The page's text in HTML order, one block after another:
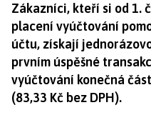
Zákazníci, kteří si od 1.
placení vyúčtování
účtu, získají
prvním úspěšné
vyúčtování konečná
(83,33 Kč bez DPH).